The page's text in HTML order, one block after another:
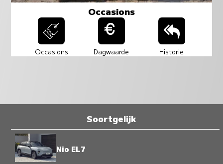
Occasions
Occasions Dagwaarde Historie
Soortgelijk
Nio EL7